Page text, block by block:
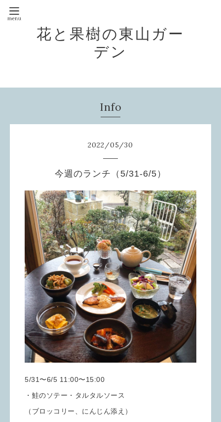
花と果樹の東山ガー
デン
Info
2022/05/30
今週のランチ（5/31-6/5）
5/31〜6/5 11:00〜15:00
・鮭のソテー・タルタルソース
（ブロッコリー、にんじん添え）